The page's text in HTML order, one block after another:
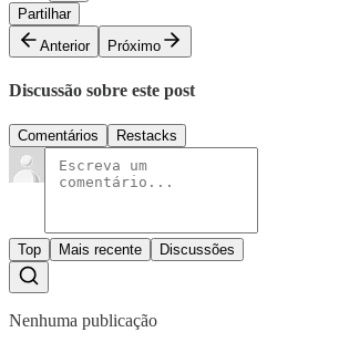
Partilhar
Anterior
Próximo
Discussão sobre este post
Comentários Restacks
Top Mais recente Discussões
Nenhuma publicação